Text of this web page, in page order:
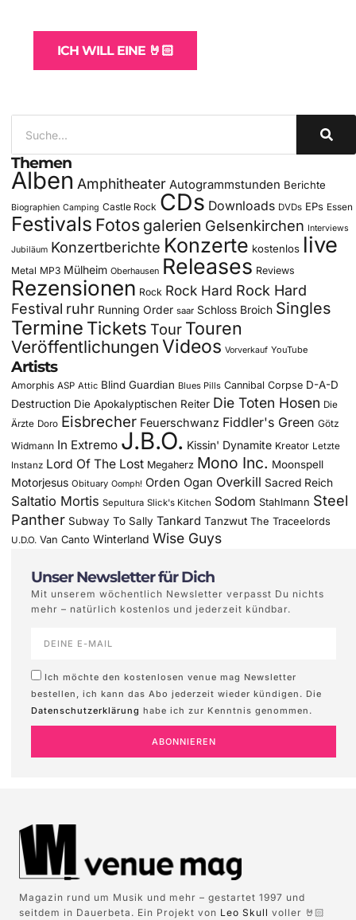
ICH WILL EINE 🤘🏻
Themen
Alben Amphitheater Autogrammstunden Berichte
Biographien Camping Castle Rock CDs Downloads DVDs EPs Essen
Festivals Fotos galerien Gelsenkirchen Interviews
Jubiläum Konzertberichte Konzerte kostenlos live
Metal MP3 Mülheim Oberhausen Releases Reviews
Rezensionen Rock Rock Hard Rock Hard
Festival ruhr Running Order saar Schloss Broich Singles
Termine Tickets Tour Touren
Veröffentlichungen Videos Vorverkauf YouTube
Artists
Amorphis ASP Attic Blind Guardian Blues Pills Cannibal Corpse D-A-D
Destruction Die Apokalyptischen Reiter Die Toten Hosen Die
Ärzte Doro Eisbrecher Feuerschwanz Fiddler's Green Götz
Widmann In Extremo J.B.O. Kissin' Dynamite Kreator Letzte
Instanz Lord Of The Lost Megaherz Mono Inc. Moonspell
Motorjesus Obituary Oomph! Orden Ogan Overkill Sacred Reich
Saltatio Mortis Sepultura Slick's Kitchen Sodom Stahlmann Steel
Panther Subway To Sally Tankard Tanzwut The Traceelords
U.D.O. Van Canto Winterland Wise Guys
Unser Newsletter für Dich
Mit unserem wöchentlich Newsletter verpasst Du nichts
mehr – natürlich kostenlos und jederzeit kündbar.
Ich möchte den kostenlosen venue mag Newsletter
bestellen, ich kann das Abo jederzeit wieder kündigen. Die
Datenschutzerklärung habe ich zur Kenntnis genommen.
ABONNIEREN
Magazin rund um Musik und mehr – gestartet 1997 und
seitdem in Dauerbeta. Ein Projekt von Leo Skull voller 🤘🏻